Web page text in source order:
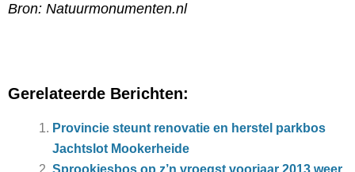
Bron: Natuurmonumenten.nl
Gerelateerde Berichten:
Provincie steunt renovatie en herstel parkbos
Jachtslot Mookerheide
Sprookjesbos op z’n vroegst voorjaar 2013 weer